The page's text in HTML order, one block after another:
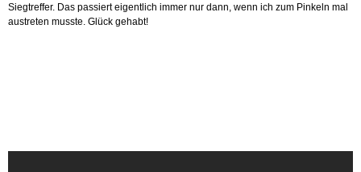
Siegtreffer. Das passiert eigentlich immer nur dann, wenn ich zum Pinkeln mal
austreten musste. Glück gehabt!